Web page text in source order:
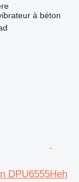
à béton
DPU6555Heh